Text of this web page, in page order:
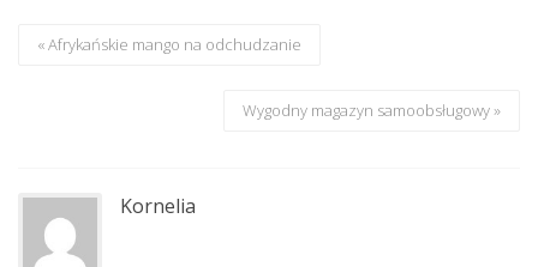
« Afrykańskie mango na odchudzanie
Wygodny magazyn samoobsługowy »
Kornelia